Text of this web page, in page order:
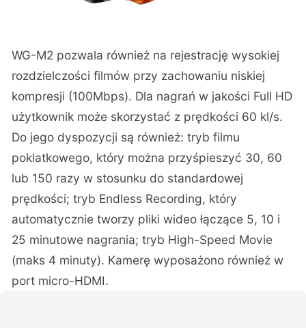
WG-M2 pozwala również na rejestrację wysokiej
rozdzielczości filmów przy zachowaniu niskiej
kompresji (100Mbps). Dla nagrań w jakości Full HD
użytkownik może skorzystać z prędkości 60 kl/s.
Do jego dyspozycji są również: tryb filmu
poklatkowego, który można przyśpieszyć 30, 60
lub 150 razy w stosunku do standardowej
prędkości; tryb Endless Recording, który
automatycznie tworzy pliki wideo łączące 5, 10 i
25 minutowe nagrania; tryb High-Speed Movie
(maks 4 minuty). Kamerę wyposażono również w
port micro-HDMI.